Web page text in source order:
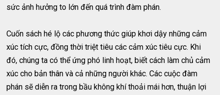
sức ảnh hưởng to lớn đến quá trình đàm phán.
Cuốn sách hé lộ các phương thức giúp khơi dậy những cảm
xúc tích cực, đồng thời triệt tiêu các cảm xúc tiêu cực. Khi
đó, chúng ta có thể ứng phó linh hoạt, biết cách làm chủ cảm
xúc cho bản thân và cả những người khác. Các cuộc đàm
phán sẽ diễn ra trong bầu không khí thoải mái hơn, thuận lợi